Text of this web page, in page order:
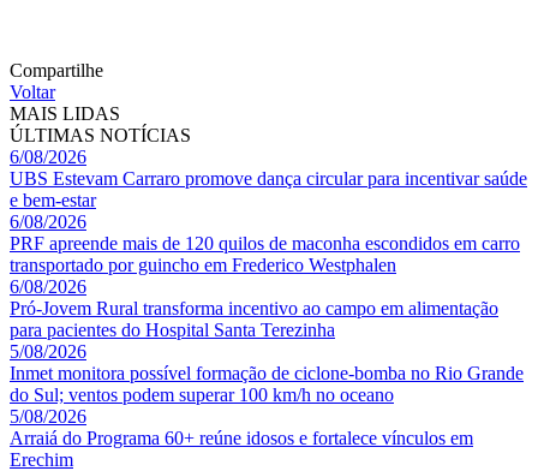
Compartilhe
Voltar
MAIS LIDAS
ÚLTIMAS NOTÍCIAS
6/08/2026
UBS Estevam Carraro promove dança circular para incentivar saúde
e bem-estar
6/08/2026
PRF apreende mais de 120 quilos de maconha escondidos em carro
transportado por guincho em Frederico Westphalen
6/08/2026
Pró-Jovem Rural transforma incentivo ao campo em alimentação
para pacientes do Hospital Santa Terezinha
5/08/2026
Inmet monitora possível formação de ciclone-bomba no Rio Grande
do Sul; ventos podem superar 100 km/h no oceano
5/08/2026
Arraiá do Programa 60+ reúne idosos e fortalece vínculos em
Erechim